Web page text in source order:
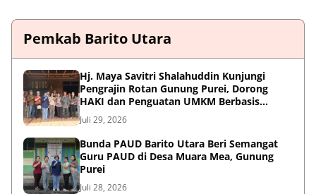
Pemkab Barito Utara
Hj. Maya Savitri Shalahuddin Kunjungi
Pengrajin Rotan Gunung Purei, Dorong
HAKI dan Penguatan UMKM Berbasis
Kearifan Lokal
Juli 29, 2026
Bunda PAUD Barito Utara Beri Semangat
Guru PAUD di Desa Muara Mea, Gunung
Purei
Juli 28, 2026